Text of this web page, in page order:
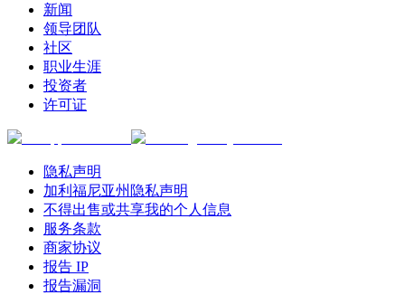
新闻
领导团队
社区
职业生涯
投资者
许可证
隐私声明
加利福尼亚州隐私声明
不得出售或共享我的个人信息
服务条款
商家协议
报告 IP
报告漏洞